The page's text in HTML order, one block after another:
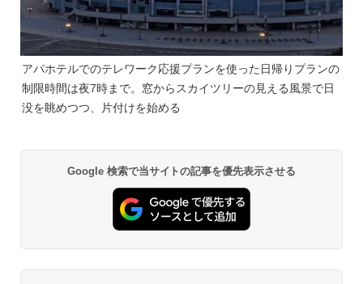
アパホテルでのテレワーク応援プランを使った日帰りプランの
制限時間は夜7時まで。窓からスカイツリーの見える風景で日
没を眺めつつ、片付けを始める
Google 検索で当サイトの記事を優先表示させる